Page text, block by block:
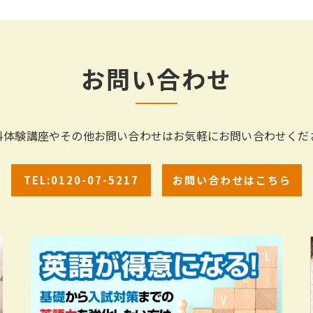
お問い合わせ
体験講座やその他お問い合わせはお気軽にお問い合わせくだ
TEL:0120-07-5217 お問い合わせはこちら